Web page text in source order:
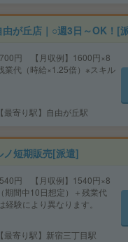
由が丘店｜○週3日～OK！[
円 【月収例】1600円×8
業代（時給×1.25倍）※スキル
最寄り駅】自由が丘駅
短期販売[派遣]
円 【月収例】1540円×8
期間中10日想定）＋残業代
経験により異なります。
最寄り駅】新宿三丁目駅